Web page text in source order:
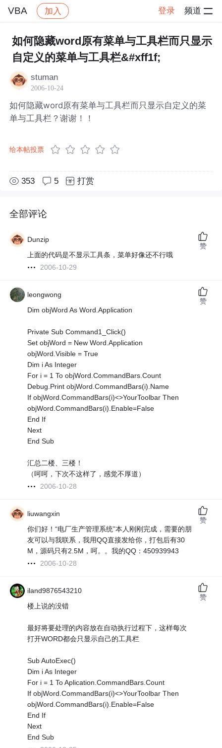
VBA 加入 登录 频道
社区 VBA 帖子详情
如何隐藏word原有菜单与工具栏而只显示
自定义的菜单与工具栏&#xff1f;
stuman
2006-10-24
如何隐藏word原有菜单与工具栏而只显示自定义的菜
单与工具栏？谢谢！！
给本帖投票
353 5 打赏
全部评论
Dunzip
上面的代码是不显示工具条，菜单好像还不行哦
2006-10-29
赞
leongwong
Dim objWord As Word.Application
Private Sub Command1_Click()
Set objWord = New Word.Application
objWord.Visible = True
Dim i As Integer
For i = 1 To objWord.CommandBars.Count
Debug.Print objWord.CommandBars(i).Name
If objWord.CommandBars(i)<>YourToolbar Then
objWord.CommandBars(i).Enable=False
End If
Next
End Sub
汇总二楼、三楼！
（呵呵，下次不这样了，感觉不厚道）
2006-10-28
赞
liuwangxin
你们好！“电厂生产管理系统”本人刚刚完成，需要的朋
友可以与我联系，我用QQ直接发给你，打包后有30
M，源码只有2.5M，呵。。我的QQ：450939943
2006-10-28
赞
iland9876543210
楼上说的没错
最好将要处理的内容放在自动执行过程下，这样每次
打开WORD都会只显示自己的工具栏
Sub AutoExec()
Dim i As Integer
For i = 1 To Aplication.CommandBars.Count
If objWord.CommandBars(i)<>YourToolbar Then
objWord.CommandBars(i).Enable=False
End If
Next
End Sub
赞